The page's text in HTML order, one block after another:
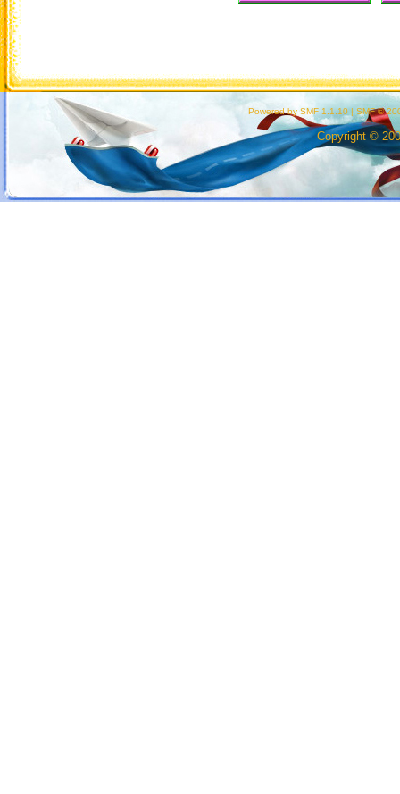
Powered by SMF 1.1.10 | SMF ©
Copyright ©